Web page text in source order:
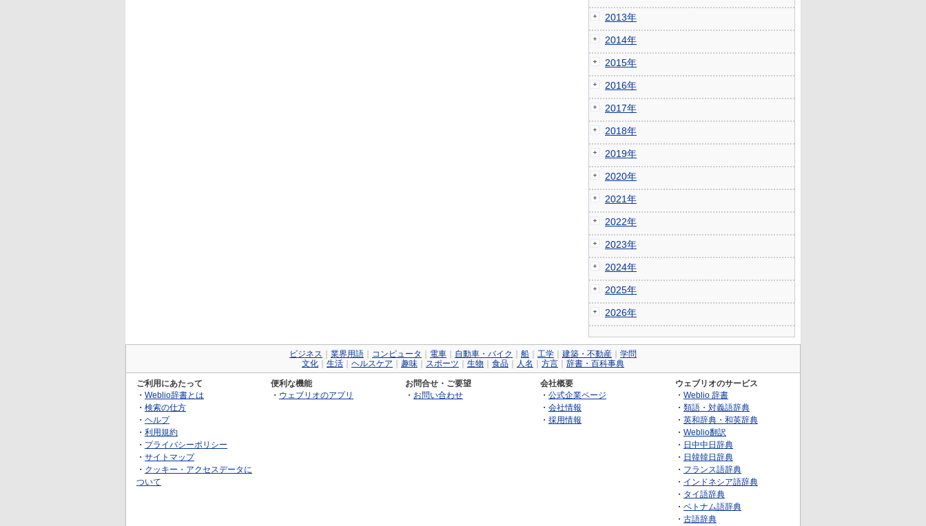
2013年
2014年
2015年
2016年
2017年
2018年
2019年
2020年
2021年
2022年
2023年
2024年
2025年
2026年
ビジネス 業界用語 コンピュータ 電車 自動車・バイク 船 工学 建築・不動産
学問
文化
生活 ヘルスケア 趣味 スポーツ 生物 食品 人名 方言 辞書・百科事典
ご利用にあたって
・ Weblio辞書とは
・ 検索の仕方
・ ヘルプ
・ 利用規約
・ プライバシーポリシー
・ サイトマップ
・ クッキー・アクセスデータに
ついて
便利な機能
・ ウェブリオのアプリ
お問合せ・ご要望
・ お問い合わせ
会社概要
・ 公式企業ページ
・ 会社情報
・ 採用情報
ウェブリオのサービス
・ Weblio 辞書
・ 類語・対義語辞典
・ 英和辞典・和英辞典
・ Weblio翻訳
・ 日中中日辞典
・ 日韓韓日辞典
・ フランス語辞典
・ インドネシア語辞典
・ タイ語辞典
・ ベトナム語辞典
・ 古語辞典